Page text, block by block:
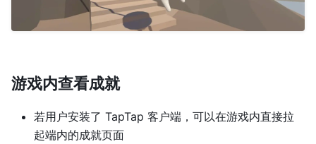
游戏内查看成就
若用户安装了 TapTap 客户端，可以在游戏内直接拉
起端内的成就页面